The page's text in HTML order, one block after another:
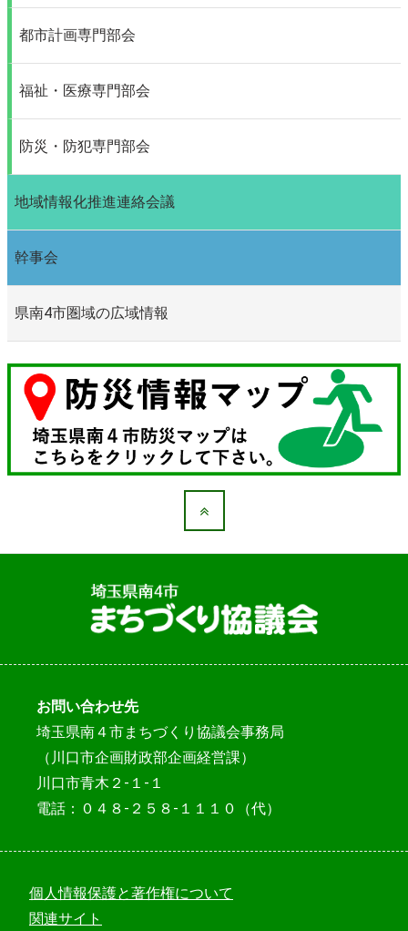
都市計画専門部会
福祉・医療専門部会
防災・防犯専門部会
地域情報化推進連絡会議
幹事会
県南4市圏域の広域情報
お問い合わせ先
埼玉県南４市まちづくり協議会事務局
（川口市企画財政部企画経営課）
川口市青木２-１-１
電話：０４８-２５８-１１１０（代）
個人情報保護と著作権について
関連サイト